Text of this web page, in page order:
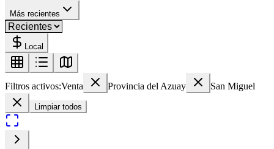
Más recientes
Local
Filtros activos:Venta Provincia del Azuay San Miguel
Limpiar todos